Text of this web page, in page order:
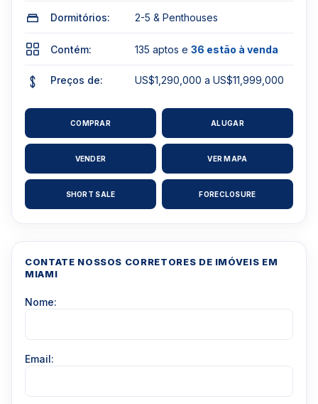
Dormitórios: 2-5 & Penthouses
Contém: 135 aptos e 36 estão à venda
Preços de: US$1,290,000 a US$11,999,000
COMPRAR ALUGAR
VENDER VER MAPA
SHORT SALE FORECLOSURE
CONTATE NOSSOS CORRETORES DE IMÓVEIS EM
MIAMI
Nome:
Email: